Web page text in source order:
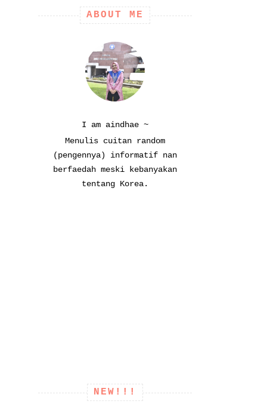
ABOUT ME
I am aindhae ~
Menulis cuitan random
(pengennya) informatif nan
berfaedah meski kebanyakan
tentang Korea.
NEW!!!